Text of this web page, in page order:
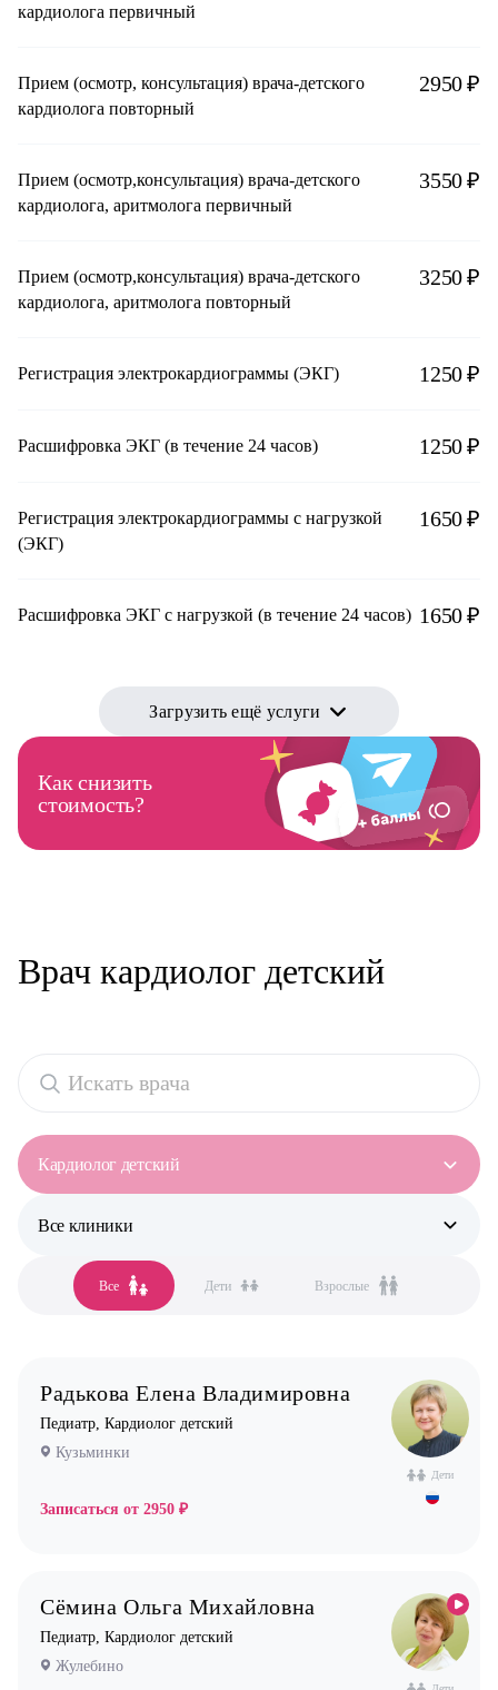
кардиолога первичный
Прием (осмотр, консультация) врача-детского
кардиолога повторный
2950 ₽
Прием (осмотр,консультация) врача-детского
кардиолога, аритмолога первичный
3550 ₽
Прием (осмотр,консультация) врача-детского
кардиолога, аритмолога повторный
3250 ₽
Регистрация электрокардиограммы (ЭКГ) 1250 ₽
Расшифровка ЭКГ (в течение 24 часов) 1250 ₽
Регистрация электрокардиограммы с нагрузкой
(ЭКГ)
1650 ₽
Расшифровка ЭКГ с нагрузкой (в течение 24 часов) 1650 ₽
Загрузить ещё услуги
Как снизить
стоимость?
Врач кардиолог детский
Все Дети Взрослые
Кардиолог детский
Все специальности
Аллерголог-иммунолог
Анестезиолог
Дерматолог
Кардиолог детский
Маммолог
Нефролог
Ортопед
Все клиники
Все клиники
Жулебино
Кузьминки
Новокосино
Дети
Радькова Елена Владимировна
Педиатр, Кардиолог детский
Кузьминки
Записаться от 2950 ₽
Сёмина Ольга Михайловна
Педиатр, Кардиолог детский
Жулебино